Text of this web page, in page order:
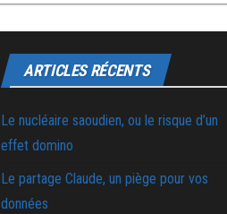
ARTICLES RÉCENTS
Le nucléaire saoudien, ou le risque d’un
effet domino
Le partage Claude, un piège pour vos
données